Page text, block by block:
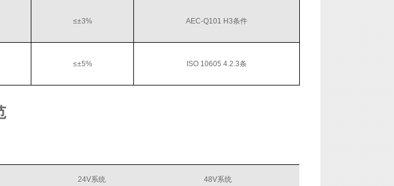
≤±3% AEC-Q101 H3条件
≤±5% ISO 10605 4.2.3条
24V系统 48V系统